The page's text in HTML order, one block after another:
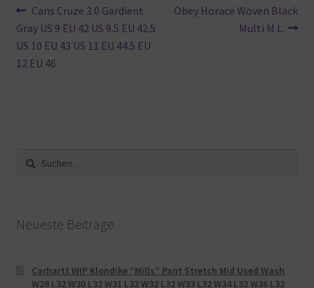
Beitragsnavigation
Vorheriger
Beitrag:
Cans Cruze 3.0 Gardient
Gray US 9 EU 42 US 9.5 EU 42.5
US 10 EU 43 US 11 EU 44.5 EU
12 EU 46
Nächster
Obey Horace Woven Black
Multi M L
Suche
nach:
Neueste Beiträge
Carhartt WIP Klondike “Mills“ Pant Stretch Mid Used Wash
W28 L32 W30 L32 W31 L32 W32 L32 W33 L32 W34 L32 W36 L32